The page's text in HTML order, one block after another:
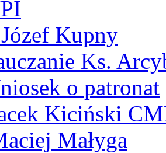
Kupny
Ks.
o patronat
Kiciński
Małyga